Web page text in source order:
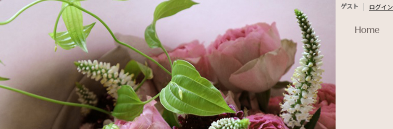
ゲスト ログイン
Home